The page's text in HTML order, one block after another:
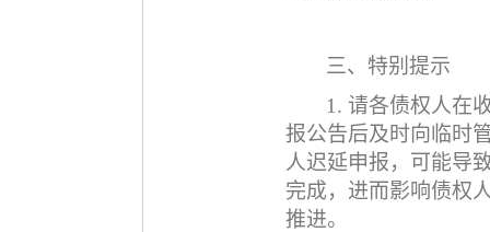
三、特别提示
1. 请各债权人在
报公告后及时向临时
人迟延申报，可能导
完成，进而影响债权
推进。